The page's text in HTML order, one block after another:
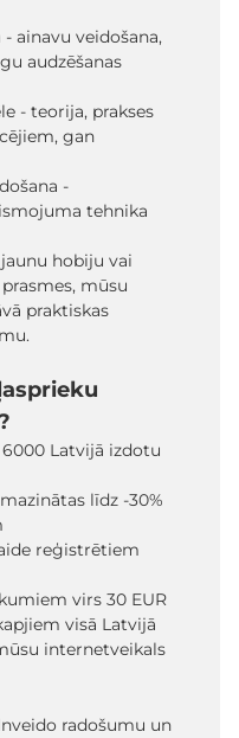
ainavu veidošana,
audzēšanas
- teorija, prakses
gan
-
tehnika
hobiju vai
mūsu
praktiskas
Latvijā izdotu
līdz -30%
reģistrētiem
virs 30 EUR
visā Latvijā
internetveikals
radošumu un